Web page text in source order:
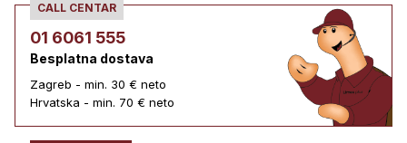
CALL CENTAR
01 6061 555
Besplatna dostava
Zagreb - min. 30 € neto
Hrvatska - min. 70 € neto